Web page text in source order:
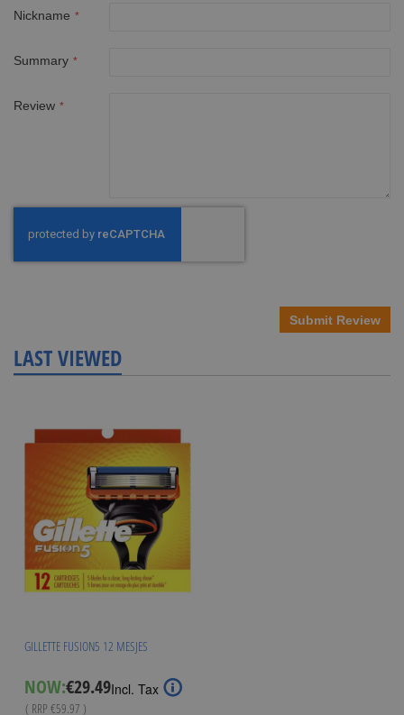
Nickname
Summary
Review
Submit Review
LAST VIEWED
GILLETTE FUSION5 12 MESJES
NOW:Special
Price
€29.49Incl. Tax
( RRP €59.97 )